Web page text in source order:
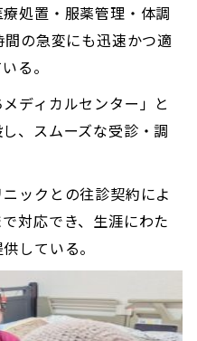
処置・服薬管理・体調
の急変にも迅速かつ適
る。
ディカルセンター」と
、スムーズな受診・調
ックとの往診契約によ
対応でき、生涯にわた
している。